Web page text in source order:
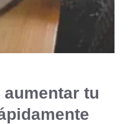
aumentar tu